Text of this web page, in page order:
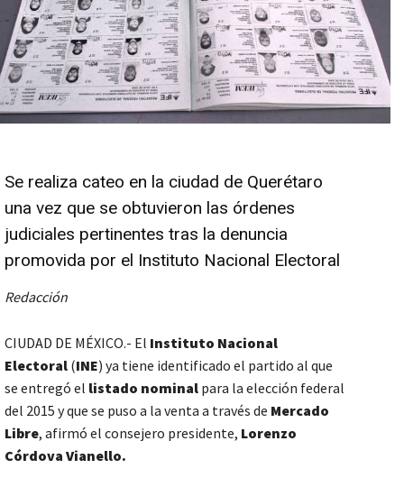
Se realiza cateo en la ciudad de Querétaro
una vez que se obtuvieron las órdenes
judiciales pertinentes tras la denuncia
promovida por el Instituto Nacional Electoral
Redacción
CIUDAD DE MÉXICO.- El Instituto Nacional
Electoral (INE) ya tiene identificado el partido al que
se entregó el listado nominal para la elección federal
del 2015 y que se puso a la venta a través de Mercado
Libre, afirmó el consejero presidente, Lorenzo
Córdova Vianello.